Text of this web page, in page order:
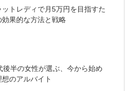
ットレディで月5万円を目指すた
効果的な方法と戦略
後半の女性が選ぶ、今から始め
想のアルバイト